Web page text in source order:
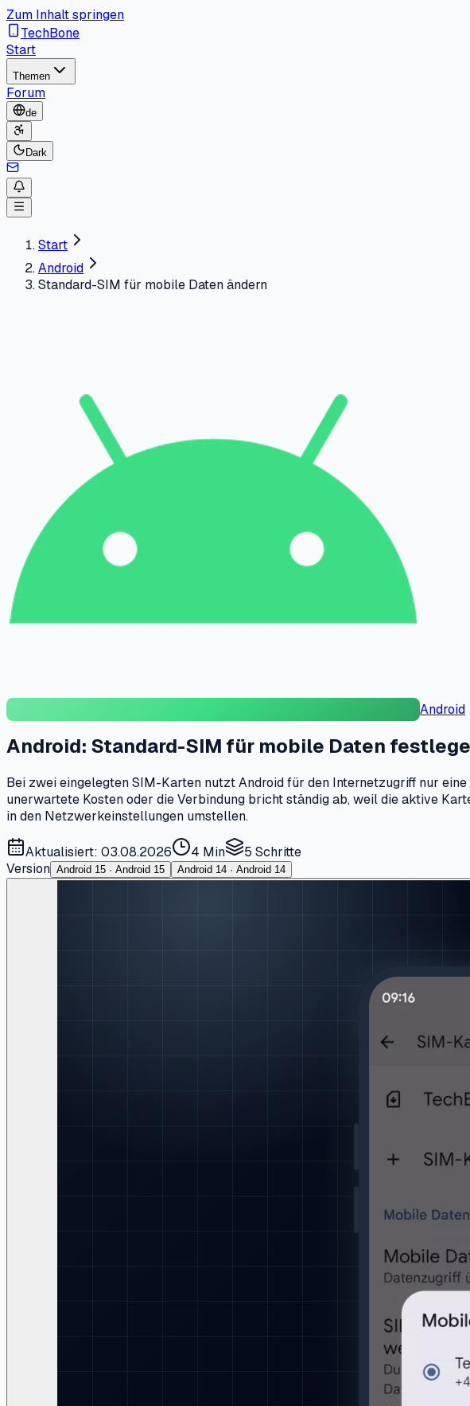
Zum Inhalt springen
TechBone
Start
Themen
Forum
de
Dark
Start
Android
Standard-SIM für mobile Daten ändern
Android
Android: Standard-SIM für mobile Daten
Bei zwei eingelegten SIM-Karten nutzt Android für den Internetzugriff nur
unerwartete Kosten oder die Verbindung bricht ständig ab, weil die aktive
in den Netzwerkeinstellungen umstellen.
Aktualisiert: 03.08.2026 4 Min 5 Schritte
Version Android 15 · Android 15 Android 14 · Android 14